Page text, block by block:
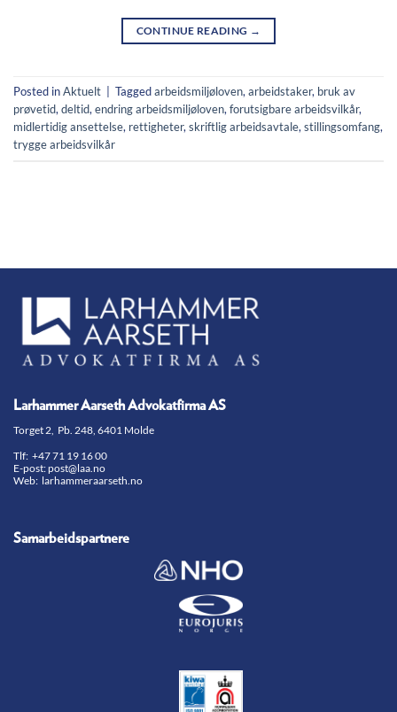
CONTINUE READING →
Posted inAktuelt Taggedarbeidsmiljøloven, arbeidstaker, bruk av
prøvetid, deltid, endring arbeidsmiljøloven, forutsigbare arbeidsvilkår,
midlertidig ansettelse, rettigheter, skriftlig arbeidsavtale, stillingsomfang,
trygge arbeidsvilkår
Larhammer Aarseth Advokatfirma AS
Torget 2, Pb. 248, 6401 Molde
Tlf: +47 71 19 16 00
E-post:post@laa.no
Web: larhammeraarseth.no
Samarbeidspartnere